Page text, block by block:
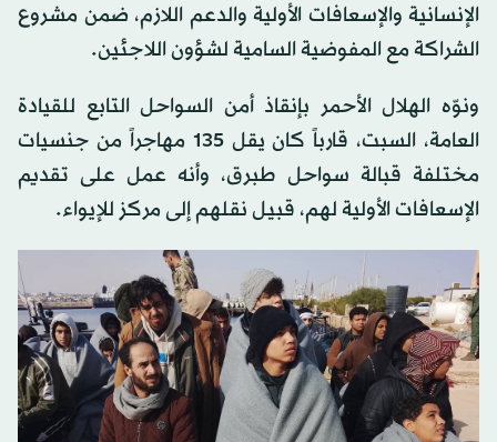
الإنسانية والإسعافات الأولية والدعم اللازم، ضمن مشروع
الشراكة مع المفوضية السامية لشؤون اللاجئين.
ونوّه الهلال الأحمر بإنقاذ أمن السواحل التابع للقيادة
العامة، السبت، قارباً كان يقل 135 مهاجراً من جنسيات
مختلفة قبالة سواحل طبرق، وأنه عمل على تقديم
الإسعافات الأولية لهم، قبيل نقلهم إلى مركز للإيواء.